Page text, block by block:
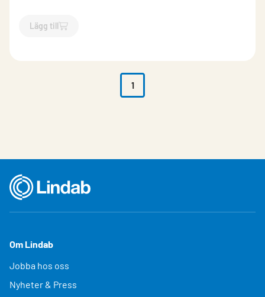
Lägg till
`$Lägg till
1
Om Lindab
Jobba hos oss
Nyheter & Press